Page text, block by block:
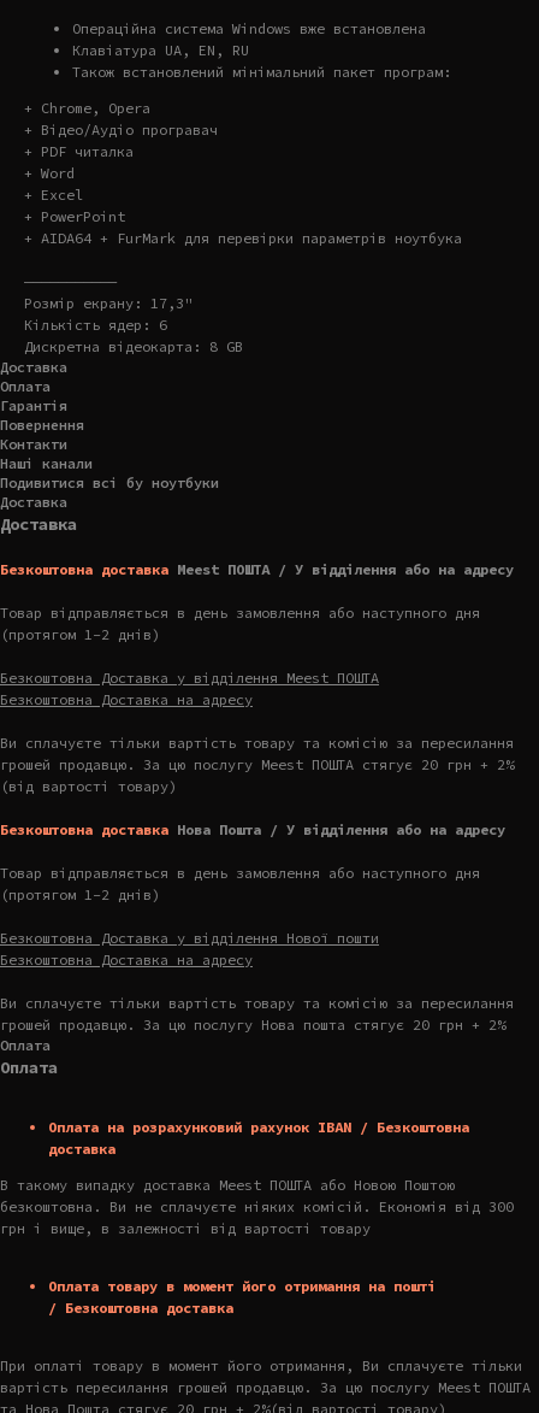
Операційна система Windows вже встановлена
Клавіатура UA, EN, RU
Також встановлений мінімальний пакет програм:
+ Chrome, Opera
+ Відео/Аудіо програвач
+ PDF читалка
+ Word
+ Excel
+ PowerPoint
+ AIDA64 + FurMark для перевірки параметрів ноутбука
———————————
Розмір екрану: 17,3"
Кількість ядер: 6
Дискретна відеокарта: 8 GB
Доставка
Оплата
Гарантія
Повернення
Контакти
Наші канали
Подивитися всі бу ноутбуки
Доставка
Доставка
Безкоштовна доставка Meest ПОШТА / У відділення або на адресу
Товар відправляється в день замовлення або наступного дня
(протягом 1-2 днів)
Безкоштовна Доставка у відділення Meest ПОШТА
Безкоштовна Доставка на адресу
Ви сплачуєте тільки вартість товару та комісію за пересилання
грошей продавцю. За цю послугу Meest ПОШТА стягує 20 грн + 2%
(від вартості товару)
Безкоштовна доставка Нова Пошта / У відділення або на адресу
Товар відправляється в день замовлення або наступного дня
(протягом 1-2 днів)
Безкоштовна Доставка у відділення Нової пошти
Безкоштовна Доставка на адресу
Ви сплачуєте тільки вартість товару та комісію за пересилання
грошей продавцю. За цю послугу Нова пошта стягує 20 грн + 2%
Оплата
Оплата
Оплата на розрахунковий рахунок IBAN / Безкоштовна
доставка
В такому випадку доставка Meest ПОШТА або Новою Поштою
безкоштовна. Ви не сплачуєте ніяких комісій. Економія від 300
грн і вище, в залежності від вартості товару
Оплата товару в момент його отримання на пошті
/ Безкоштовна доставка
При оплаті товару в момент його отримання, Ви сплачуєте тільки
вартість пересилання грошей продавцю. За цю послугу Meest ПОШТА
та Нова Пошта стягує 20 грн + 2%(від вартості товару)